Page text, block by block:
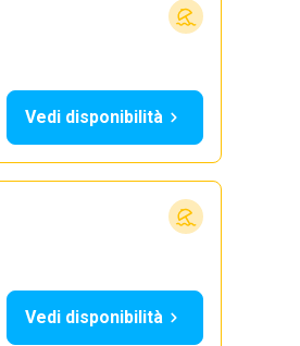
Vedi disponibilità
Vedi disponibilità